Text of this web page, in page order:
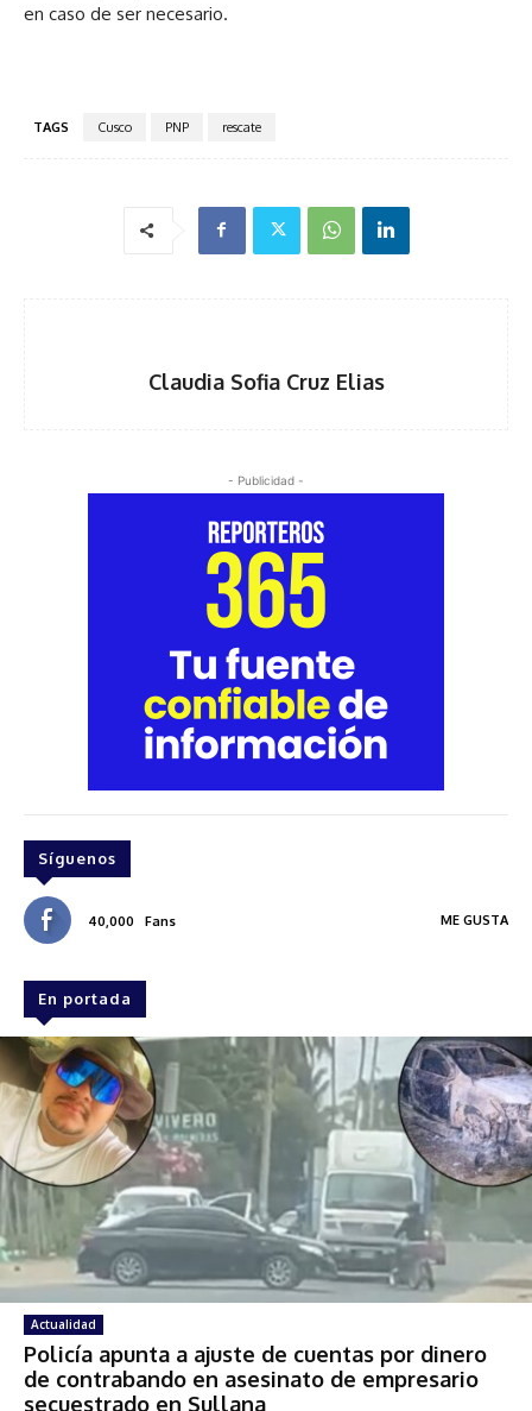
en caso de ser necesario.
TAGS Cusco PNP rescate
Claudia Sofia Cruz Elias
- Publicidad -
Síguenos
40,000 Fans ME GUSTA
En portada
Actualidad
Policía apunta a ajuste de cuentas por dinero
de contrabando en asesinato de empresario
secuestrado en Sullana